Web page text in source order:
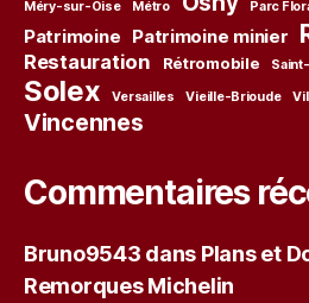
Méry-sur-Oise Métro Parc
Patrimoine Patrimoine minier
Restauration Rétromobile
Solex Versailles Vieille-Brioude
Vincennes
Commentaires
Bruno9543 dans Plans et
Remorques Michelin